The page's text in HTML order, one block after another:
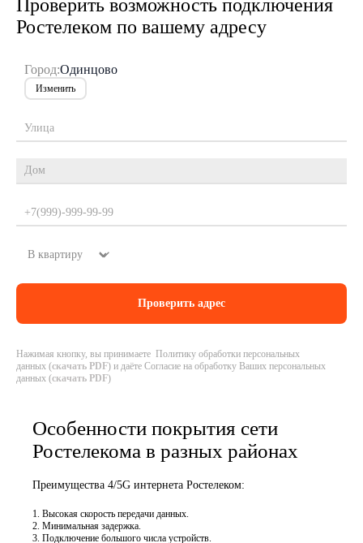
Проверить возможность подключения
Ростелеком по вашему адресу
Город:Одинцово
Изменить
Нажимая кнопку, вы принимаете Политику обработки персональных
данных (скачать PDF) и даёте Согласие на обработку Ваших персональных
данных (скачать PDF)
Особенности покрытия сети
Ростелекома в разных районах
Преимущества 4/5G интернета Ростелеком:
Высокая скорость передачи данных.
Минимальная задержка.
Подключение большого числа устройств.